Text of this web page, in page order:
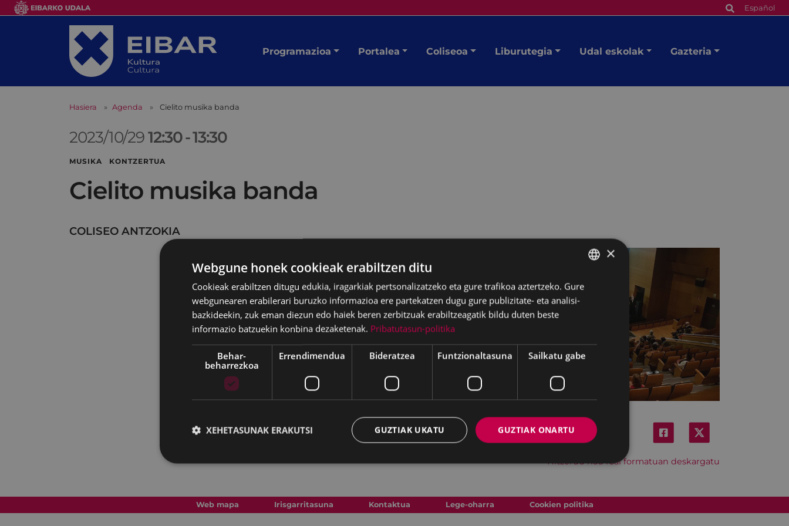
Español
Programazioa Portalea Coliseoa Liburutegia Udal eskolak Gazteria
Hasiera Agenda Cielito musika banda
2023/10/2912:30-13:30
MUSIKA KONTZERTUA
Cielito musika banda
COLISEO ANTZOKIA
Hitzordu hau iCal formatuan deskargatu
Web mapa Irisgarritasuna Kontaktua Lege-oharra Cookien politika
BASQUE
SPANISH
×
Webgune honek cookieak erabiltzen ditu
Cookieak erabiltzen ditugu edukia, iragarkiak pertsonalizatzeko eta gure trafikoa aztertzeko. Gure
webgunearen erabilerari buruzko informazioa ere partekatzen dugu gure publizitate- eta analisi-
bazkideekin, zuk eman diezun edo haiek beren zerbitzuak erabiltzeagatik bildu duten beste
informazio batzuekin konbina dezaketenak. Pribatutasun-politika
Behar-
beharrezkoa
Errendimendua Bideratzea Funtzionaltasuna Sailkatu gabe
GUZTIAK ONARTU
GUZTIAK UKATU
XEHETASUNAK ERAKUTSI